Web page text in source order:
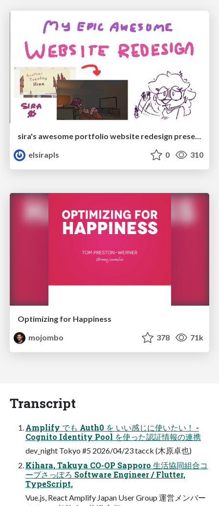
sira's awesome portfolio website redesign presentation
elsirapls
0 310
Optimizing for Happiness
mojombo
378 71k
Transcript
Amplify でも Auth0 を いい感じに使いたい！ -
Cognito Identity Pool を使った認証情報の連携
dev_night Tokyo #5 2026/04/23 tacck (木原卓也)
Kihara, Takuya CO-OP Sapporo 生活協同組合コ
ープさっぽろ Software Engineer / Flutter,
TypeScript,
Vue.js, React Amplify Japan User Group 運営メンバー